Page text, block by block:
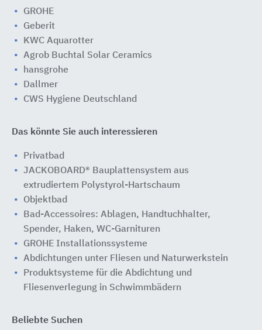
GROHE
Geberit
KWC Aquarotter
Agrob Buchtal Solar Ceramics
hansgrohe
Dallmer
CWS Hygiene Deutschland
Das könnte Sie auch interessieren
Privatbad
JACKOBOARD® Bauplattensystem aus
extrudiertem Polystyrol-Hartschaum
Objektbad
Bad-Accessoires: Ablagen, Handtuchhalter,
Spender, Haken, WC-Garnituren
GROHE Installationssysteme
Abdichtungen unter Fliesen und Naturwerkstein
Produktsysteme für die Abdichtung und
Fliesenverlegung in Schwimmbädern
Beliebte Suchen